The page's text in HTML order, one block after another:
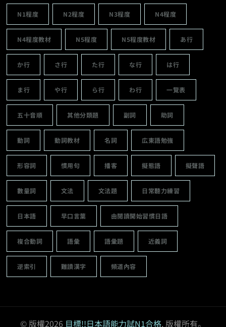
N1程度 N2程度 N3程度 N4程度
N4程度教材 N5程度 N5程度教材 あ行
か行 さ行 た行 な行 は行
ま行 や行 ら行 わ行 一覽表
五十音順 其他分類題 副詞 助詞
動詞 動詞教材 名詞 広東語勉強
形容詞 慣用句 播客 擬態語 擬聲語
數量詞 文法 文法題 日常聽力練習
日本語 早口言葉 由閱讀開始習慣日語
複合動詞 語彙 語彙題 近義詞
逆索引 難讀漢字 頻道內容
© 版權2026 目標!!日本語能力試N1合格. 版權所有。